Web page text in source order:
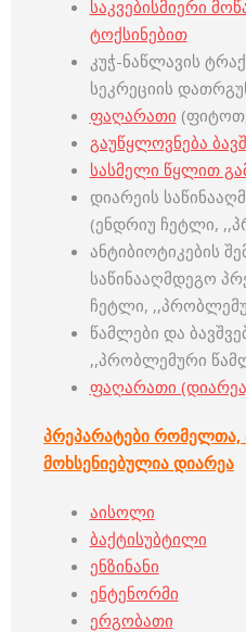
საკვებისმიერი
ტოქსინებით
კუჭ-ნაწლავის
სეკრეციის
ფაღარათი
გაუწყლოვნება
სასმელი წყლით
დიარეის
(ენდრიუ ჩეტლი,
ანტიბიოტიკების
საწინააღმდეგო
ჩეტლი,
წამლები და
,,პრობლემური
ფაღარათი
პრეპარატები რომელთა,
მოხსენიებულია დიარეა
აისოლი
ბაქტისუბტილი
ენზინანი
ენტენორმი
ერგობათი